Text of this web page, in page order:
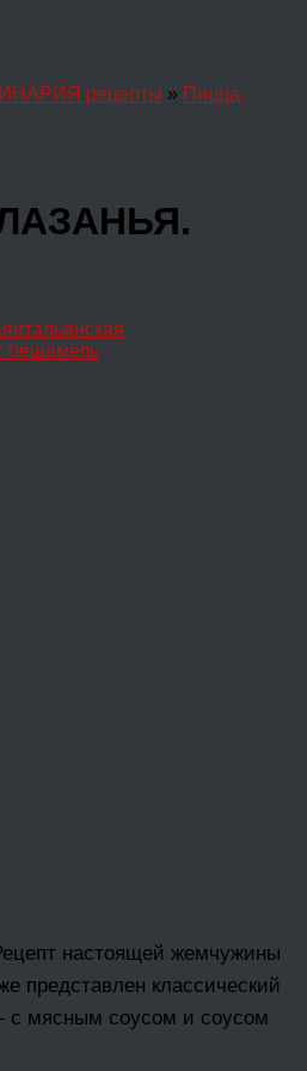
рецепты » Пицца,
итальянская
бешамель
настоящей жемчужины
представлен классический
с мясным соусом и соусом